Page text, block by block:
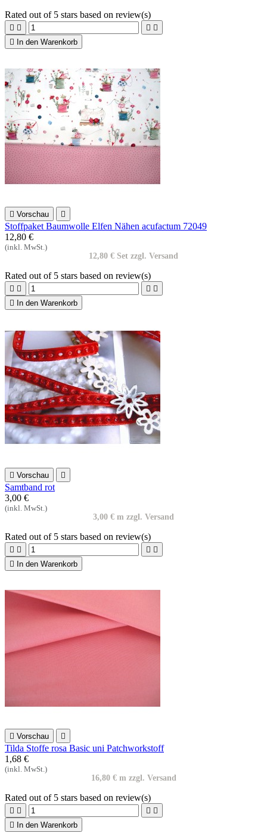
Rated out of 5 stars based on review(s)
   

In den Warenkorb
 Vorschau 
Stoffpaket Baumwolle Elfen Nähen acufactum 72049
12,80 €
(inkl. MwSt.)
12,80 € Set zzgl. Versand
Rated out of 5 stars based on review(s)
   

In den Warenkorb
 Vorschau 
Samtband rot
3,00 €
(inkl. MwSt.)
3,00 € m zzgl. Versand
Rated out of 5 stars based on review(s)
   

In den Warenkorb
 Vorschau 
Tilda Stoffe rosa Basic uni Patchworkstoff
1,68 €
(inkl. MwSt.)
16,80 € m zzgl. Versand
Rated out of 5 stars based on review(s)
   

In den Warenkorb